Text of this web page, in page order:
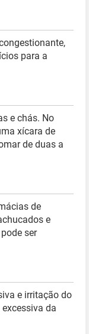
para a
e chás. No
xícara de
de duas a
de
e
ser
e irritação do
da